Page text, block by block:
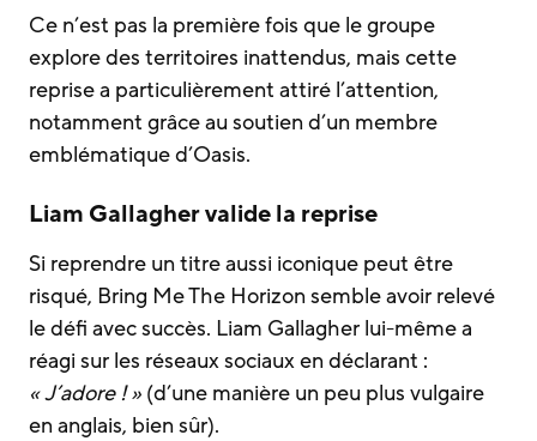
Ce n’est pas la première fois que le groupe
explore des territoires inattendus, mais cette
reprise a particulièrement attiré l’attention,
notamment grâce au soutien d’un membre
emblématique d’Oasis.
Liam Gallagher valide la reprise
Si reprendre un titre aussi iconique peut être
risqué, Bring Me The Horizon semble avoir relevé
le défi avec succès. Liam Gallagher lui-même a
réagi sur les réseaux sociaux en déclarant :
« J’adore ! » (d’une manière un peu plus vulgaire
en anglais, bien sûr).